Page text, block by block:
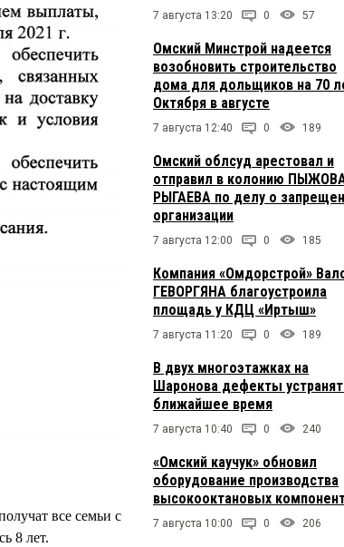
все семьи с
8 лет.
7 августа 13:20 0 57
Омский Минстрой надеется
возобновить строительство
дома для дольщиков на 70
Октября в августе
7 августа 12:40 0 189
Омский облсуд арестовал и
отправил в колонию
РЫГАЕВА по делу о
организации
7 августа 12:00 0 185
Компания «Омдорстрой»
ГЕВОРГЯНА благоустроила
площадь у КДЦ «Иртыш»
7 августа 11:20 0 189
В двух многоэтажках на
Шаронова дефекты
ближайшее время
7 августа 10:40 0 240
«Омский каучук» обновил
оборудование производства
высокооктановых
7 августа 10:00 0 206